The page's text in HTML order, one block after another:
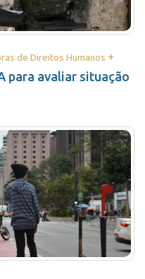
de Direitos Humanos +
para avaliar situação